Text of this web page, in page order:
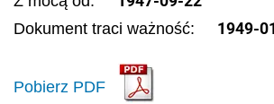
Dokument traci ważność: 1949-
Pobierz PDF